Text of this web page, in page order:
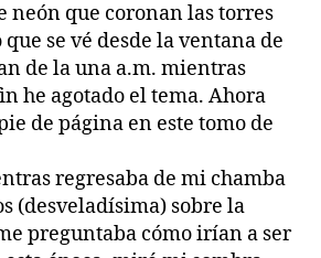
neón que coronan las torres
se vé desde la ventana de
de la una a.m. mientras
he agotado el tema. Ahora
de página en este tomo de
regresaba de mi chamba
(desveladísima) sobre la
preguntaba cómo irían a ser